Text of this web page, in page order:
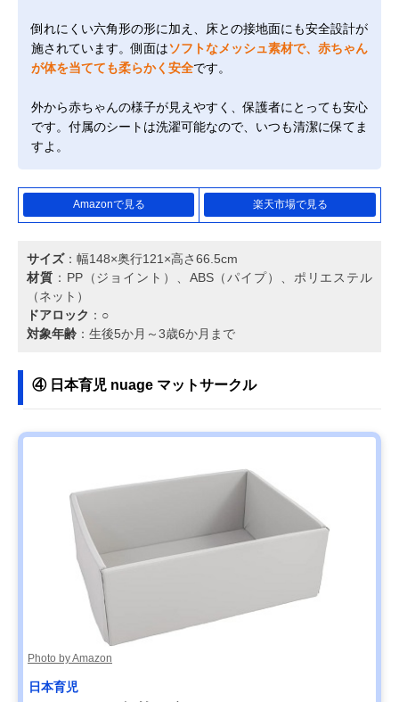
倒れにくい六角形の形に加え、床との接地面にも安全設計が
施されています。側面はソフトなメッシュ素材で、赤ちゃん
が体を当てても柔らかく安全です。
外から赤ちゃんの様子が見えやすく、保護者にとっても安心
です。付属のシートは洗濯可能なので、いつも清潔に保てま
すよ。
Amazonで見る 楽天市場で見る
サイズ：幅148×奥行121×高さ66.5cm
材質 ：PP（ジョイント）、ABS（パイプ）、ポリエステル
（ネット）
ドアロック ：○
対象年齢 ：生後5か月～3歳6か月まで
④ 日本育児 nuage マットサークル
Photo by Amazon
日本育児